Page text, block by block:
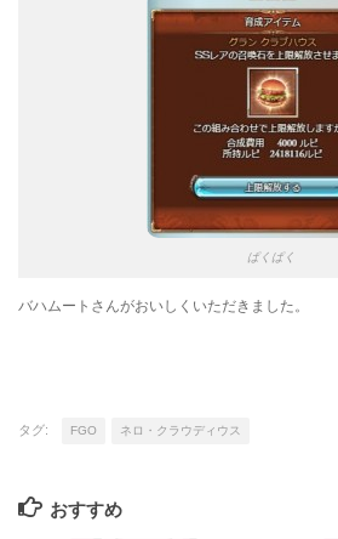
ぱくぱく
バハムートさんがおいしくいただきました。
タグ: FGO ネロ・クラウディウス
おすすめ